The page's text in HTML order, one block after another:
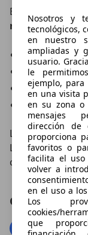
Nosotros y
tecnológicos,
en nuestro
ampliadas y
usuario.
le
ejemplo, para
en una visita
en su zona o
mensajes
dirección de
proporciona
favoritos o
facilita el
volver a
en el uso a
Los
cookies/
que
En España,
niveles de
Lexus ES
Lexus ES
Lexus ES
Lexus ES
Las primeras
Lexus ES 300h
concesionarios
Compartir el